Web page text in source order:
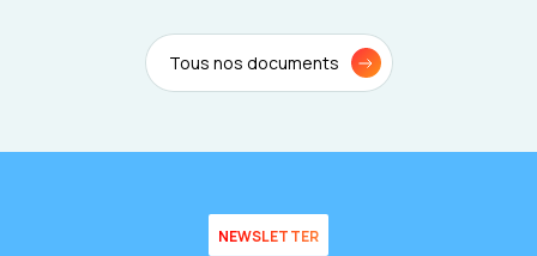
Tous nos documents
NEWSLETTER